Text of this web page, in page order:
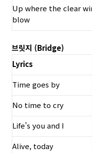
Up where the clear
blow
브릿지 (Bridge)
Lyrics
Time goes by
No time to cry
Life's you and I
Alive, today